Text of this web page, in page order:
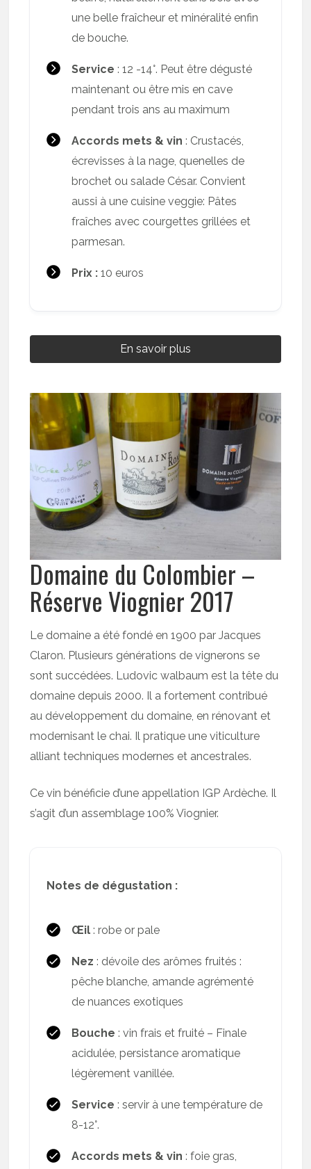
une belle fraîcheur et minéralité enfin
de bouche.
Service : 12 -14°. Peut être dégusté
maintenant ou être mis en cave
pendant trois ans au maximum
Accords mets & vin : Crustacés,
écrevisses à la nage, quenelles de
brochet ou salade César. Convient
aussi à une cuisine veggie: Pâtes
fraîches avec courgettes grillées et
parmesan.
Prix :10 euros
En savoir plus
Domaine du Colombier –
Réserve Viognier 2017
Le domaine a été fondé en 1900 par Jacques
Claron. Plusieurs générations de vignerons se
sont succédées. Ludovic walbaum est la tête du
domaine depuis 2000. Il a fortement contribué
au développement du domaine, en rénovant et
modernisant le chai. Il pratique une viticulture
alliant techniques modernes et ancestrales.
Ce vin bénéficie d’une appellation IGP Ardèche. Il
s’agit d’un assemblage 100% Viognier.
Notes de dégustation :
Œil : robe or pale
Nez : dévoile des arômes fruités :
pêche blanche, amande agrémenté
de nuances exotiques
Bouche : vin frais et fruité – Finale
acidulée, persistance aromatique
légèrement vanillée.
Service : servir à une température de
8-12°.
Accords mets & vin : foie gras,